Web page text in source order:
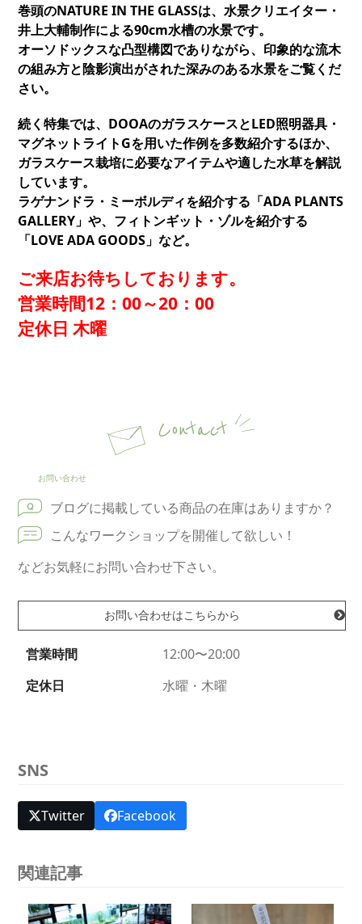
巻頭のNATURE IN THE GLASSは、水景クリエイター・
井上大輔制作による90cm水槽の水景です。
オーソドックスな凸型構図でありながら、印象的な流木
の組み方と陰影演出がされた深みのある水景をご覧くだ
さい。
続く特集では、DOOAのガラスケースとLED照明器具・
マグネットライトGを用いた作例を多数紹介するほか、
ガラスケース栽培に必要なアイテムや適した水草を解説
しています。
ラゲナンドラ・ミーボルディを紹介する「ADA PLANTS
GALLERY」や、フィトンギット・ゾルを紹介する
「LOVE ADA GOODS」など。
ご来店お待ちしております。
営業時間12：00～20：00
定休日 木曜
Contact
お問い合わせ
ブログに掲載している商品の在庫はありますか？
こんなワークショップを開催して欲しい！
などお気軽にお問い合わせ下さい。
お問い合わせはこちらから
営業時間
12:00〜20:00
定休日
水曜・木曜
SNS
Twitter Facebook
関連記事